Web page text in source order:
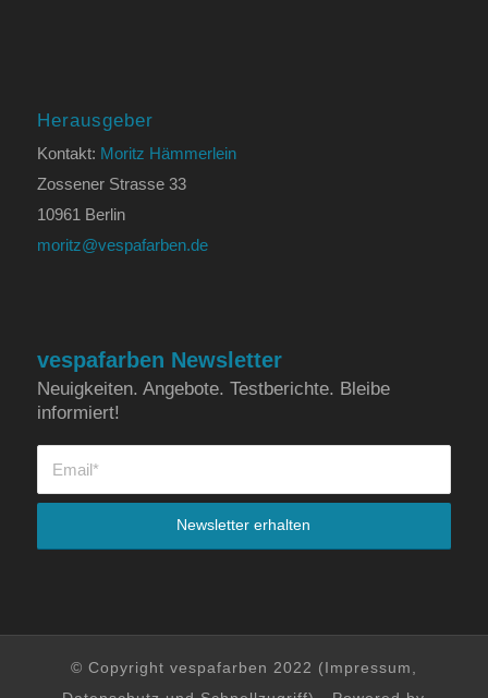
Herausgeber
Kontakt: Moritz Hämmerlein
Zossener Strasse 33
10961 Berlin
moritz@vespafarben.de
vespafarben Newsletter
Neuigkeiten. Angebote. Testberichte. Bleibe
informiert!
© Copyright vespafarben 2022 (Impressum